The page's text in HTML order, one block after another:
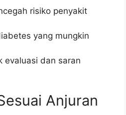
risiko penyakit
yang mungkin
evaluasi dan saran
Anjuran